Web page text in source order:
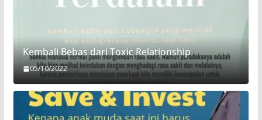
Kembali Bebas dari Toxic Relationship
05/10/2022